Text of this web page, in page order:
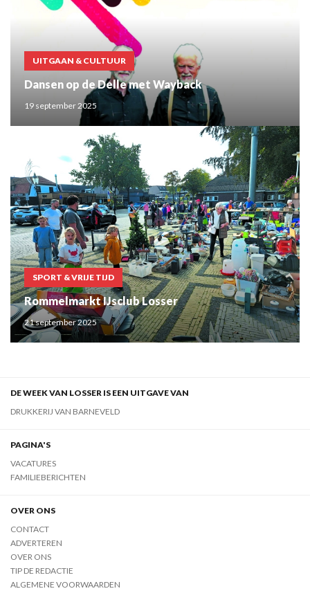
UITGAAN & CULTUUR
Dansen op de Delle met Wayback
19 september 2025
SPORT & VRIJE TIJD
Rommelmarkt IJsclub Losser
21 september 2025
DE WEEK VAN LOSSER IS EEN UITGAVE VAN
DRUKKERIJ VAN BARNEVELD
PAGINA'S
VACATURES
FAMILIEBERICHTEN
OVER ONS
CONTACT
ADVERTEREN
OVER ONS
TIP DE REDACTIE
ALGEMENE VOORWAARDEN